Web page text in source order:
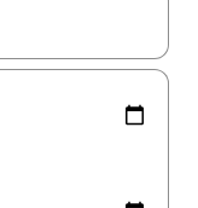
maak je een keuze